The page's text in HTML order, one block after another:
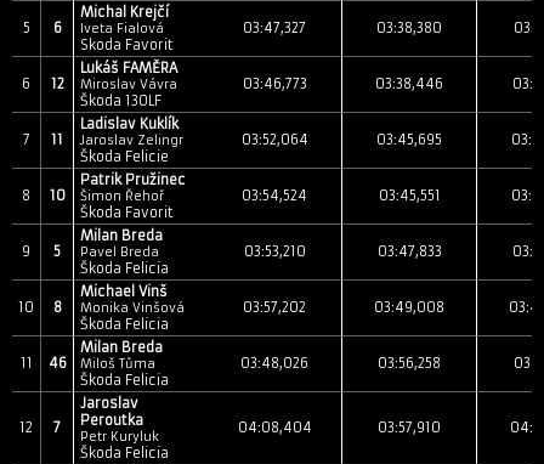
5 6
Michal Krejčí
Iveta Fialová
Skoda Favorit
03:47,327 03:38,380
6 12
Lukáš FAMĚRA
Miroslav Vávra
Škoda 130LF
03:46,773 03:38,446
7 11
Ladislav Kuklík
Jaroslav Zelingr
Škoda Felicie
03:52,064 03:45,695
8 10
Patrik Pružinec
Šimon Řehoř
Škoda Favorit
03:54,524 03:45,551
9 5
Milan Breda
Pavel Breda
Škoda Felicia
03:53,210 03:47,833
10 8
Michael Vinš
Monika Vinšová
Škoda Felicia
03:57,202 03:49,008
11 46
Milan Breda
Miloš Tůma
Škoda Felicia
03:48,026 03:56,258
12 7
Jaroslav
Peroutka
Petr Kuryluk
Škoda Felicia
04:08,404 03:57,910